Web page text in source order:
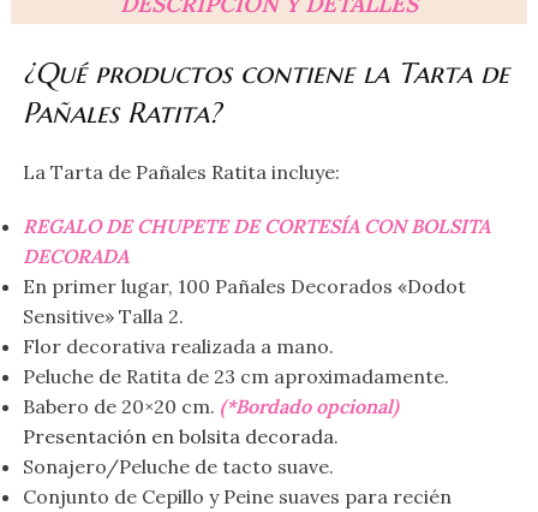
¿Qué productos contiene la Tarta de
Pañales Ratita?
La Tarta de Pañales Ratita incluye:
REGALO DE CHUPETE DE CORTESÍA CON BOLSITA
DECORADA
En primer lugar, 100 Pañales Decorados «Dodot
Sensitive» Talla 2.
Flor decorativa realizada a mano.
Peluche de Ratita de 23 cm aproximadamente.
Babero de 20×20 cm. (*Bordado opcional)
Presentación en bolsita decorada.
Sonajero/Peluche de tacto suave.
Conjunto de Cepillo y Peine suaves para recién